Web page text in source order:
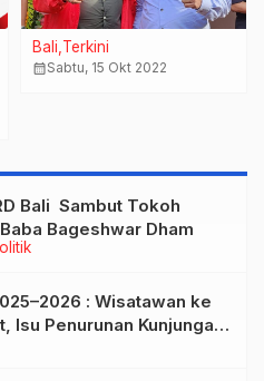
Bali Terkini
calendar_monthSabtu, 15 Okt 2022
Bali Sambut Tokoh
Bageshwar Dham
: Wisatawan ke
Isu Penurunan Kunjungan